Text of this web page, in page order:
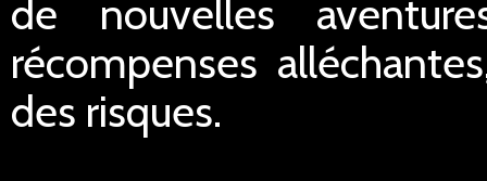
de nouvelles
récompenses
des risques.